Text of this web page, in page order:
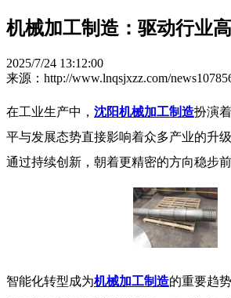
机械加工制造：驱动行业
2025/7/24 13:12:00
来源：http://www.lnqsjxzz.com/
在工业生产中， 沈阳机械加工制造扮演
平与发展态势直接影响着众多产业的升
通过持续创新，朝着更精密的方向稳步前
​ 智能化转型成为机械加工制造的重要趋